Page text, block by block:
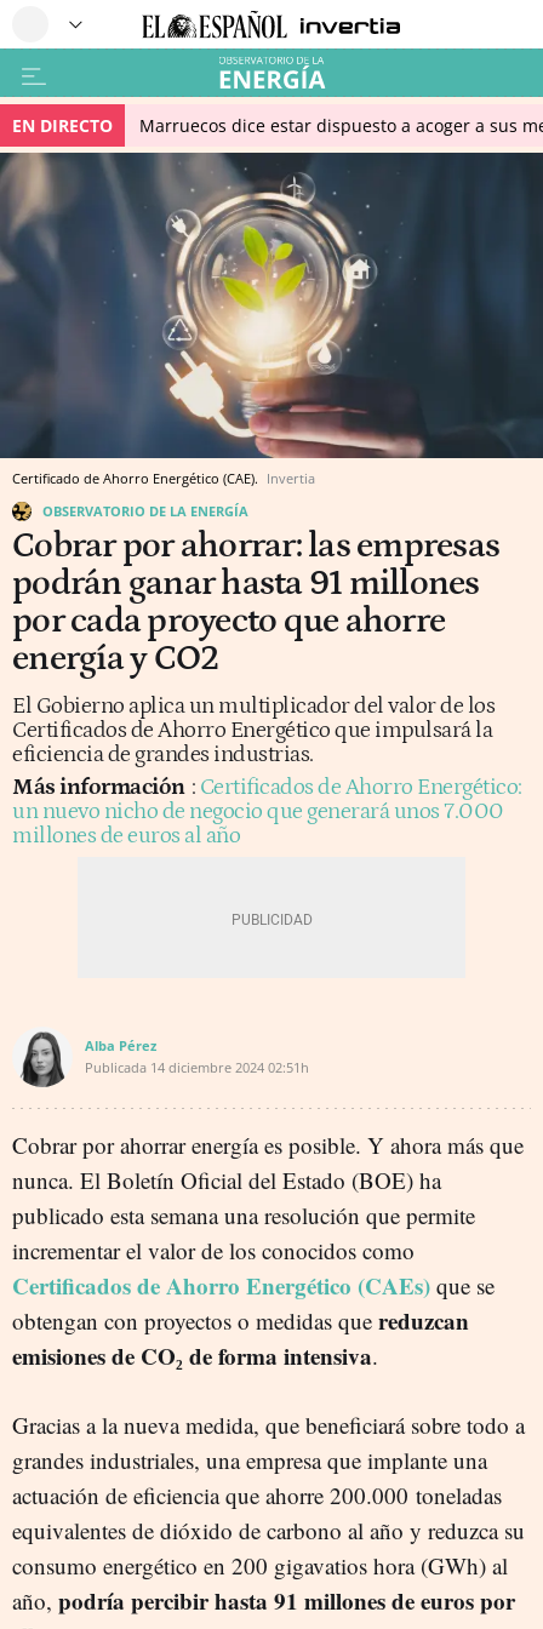
EN DIRECTO Marruecos dice estar dispuesto a acoger a sus
Certificado de Ahorro Energético (CAE). Invertia
OBSERVATORIO DE LA ENERGÍA
Cobrar por ahorrar: las empresas
podrán ganar hasta 91 millones
por cada proyecto que ahorre
energía y CO2
El Gobierno aplica un multiplicador del valor de los
Certificados de Ahorro Energético que impulsará la
eficiencia de grandes industrias.
Más información : Certificados de Ahorro Energético:
un nuevo nicho de negocio que generará unos 7.000
millones de euros al año
Alba Pérez
Publicada 14 diciembre 2024 02:51h
Cobrar por ahorrar energía es posible. Y ahora más que
nunca. El Boletín Oficial del Estado (BOE) ha
publicado esta semana una resolución que permite
incrementar el valor de los conocidos como
Certificados de Ahorro Energético (CAEs) que se
obtengan con proyectos o medidas que reduzcan
emisiones de CO₂ de forma intensiva.
Gracias a la nueva medida, que beneficiará sobre todo a
grandes industriales, una empresa que implante una
actuación de eficiencia que ahorre 200.000 toneladas
equivalentes de dióxido de carbono al año y reduzca su
consumo energético en 200 gigavatios hora (GWh) al
año, podría percibir hasta 91 millones de euros por